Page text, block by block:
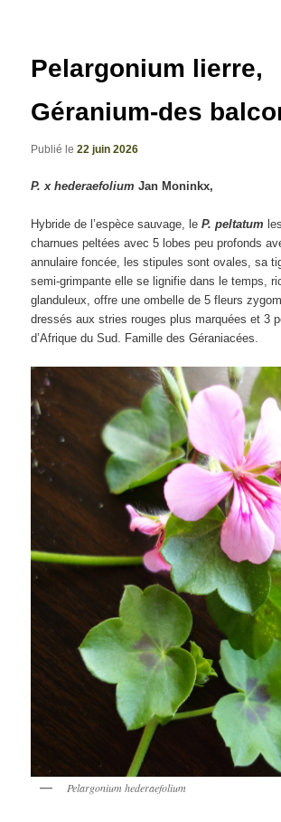
Pelargonium lierre,
Géranium-des
Publié le22 juin 2026
P. x hederaefoliumJan Moninkx,
Hybride de l’espèce sauvage, leP. peltatum
charnues peltées avec 5 lobes peu profonds
annulaire foncée, les stipules sont ovales, sa
semi-grimpante elle se lignifie dans le temps,
glanduleux, offre une ombelle de 5 fleurs
dressés aux stries rouges plus marquées et 3
d’Afrique du Sud. Famille des Géraniacées.
Pelargonium hederaefolium